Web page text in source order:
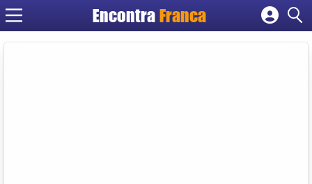
Encontra Franca
Cadastrar empresa